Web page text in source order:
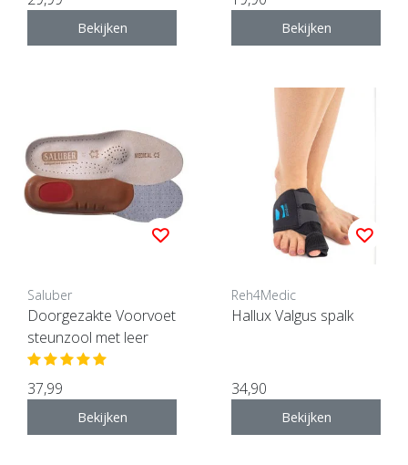
Bekijken Bekijken
Saluber
Doorgezakte Voorvoet
steunzool met leer
37,99
Bekijken
Reh4Medic
Hallux Valgus spalk
34,90
Bekijken